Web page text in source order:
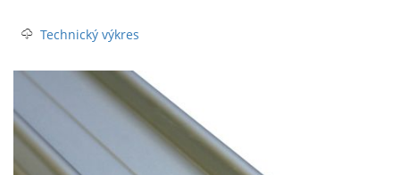
Technický výkres